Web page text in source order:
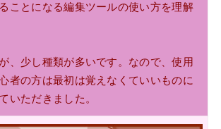
ことになる編集ツールの使い方を理解
、少し種類が多いです。なので、使用
者の方は最初は覚えなくていいものに
いただきました。